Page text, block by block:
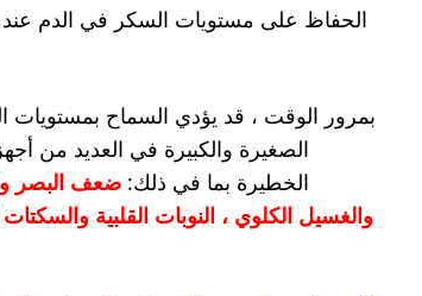
الحفاظ على مستويات السكر في الدم
بمرور الوقت ، قد يؤدي السماح بمستويات
الصغيرة والكبيرة في العديد من
الخطيرة بما في ذلك: ضعف البصر
والغسيل الكلوي ، النوبات القلبية